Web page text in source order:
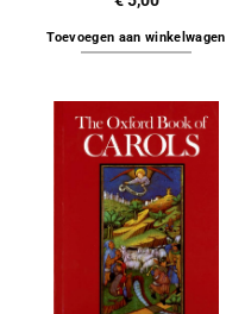
Toevoegen aan winkelwagen